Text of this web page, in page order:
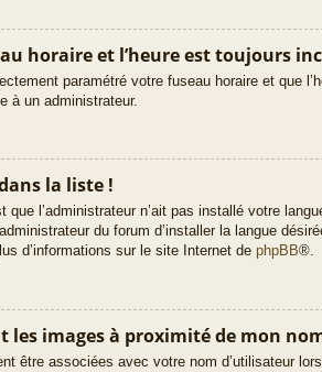
horaire et l’heure est toujours
paramétré votre fuseau horaire et que
à un administrateur.
la liste !
que l’administrateur n’ait pas installé votre
du forum d’installer la langue
d’informations sur le site Internet de phpBB®.
les images à proximité de mon
être associées avec votre nom d’utilisateur